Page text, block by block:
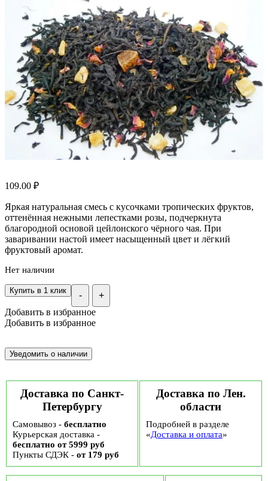
109.00 ₽
Яркая натуральная смесь с кусочками тропических фруктов,
оттенённая нежными лепестками розы, подчеркнута
благородной основой цейлонского чёрного чая. При
заваривании настой имеет насыщенный цвет и лёгкий
фруктовый аромат.
Нет наличии
- +
Купить в 1 клик
Добавить в избранное
Добавить в избранное
Доставка по Санкт-
Петербургу
Самовывоз - бесплатно
Курьерская доставка -
бесплатно от 5999 руб
Пункты СДЭК - от 179 руб
Доставка по Лен.
области
Подробней в разделе
«Доставка и оплата»